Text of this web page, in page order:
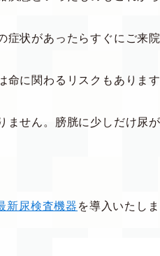
症状があったらすぐにご来院
に関わるリスクもあります
ません。膀胱に少しだけ尿
新尿検査機器 を導入いたしま